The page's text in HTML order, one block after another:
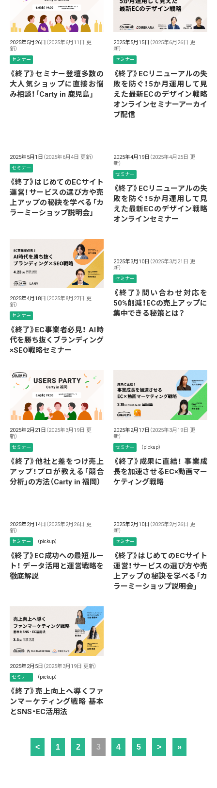
2025年5月26日 （2025年6月11日 更
新）
セミナー
《終了》セミナー登壇多数の
大人気ショップに直接お悩
み相談！「Carty in 鹿児島」
2025年5月15日 （2025年6月26日 更
新）
セミナー
《終了》ECリニューアルの失
敗を防ぐ！5か月運用して見
えた最新ECのデザイン戦略
オンラインセミナーアーカイ
ブ配信
2025年5月1日 （2025年6月4日 更新）
セミナー
《終了》はじめてのECサイト
運営！サービスの選び方や売
上アップの秘訣を学べる「カ
ラーミーショップ説明会」
2025年4月19日 （2025年4月25日 更
新）
セミナー
《終了》ECリニューアルの失
敗を防ぐ！5か月運用して見
えた最新ECのデザイン戦略
オンラインセミナー
2025年4月18日 （2025年8月27日 更
新）
セミナー
《終了》EC事業者必見！ AI時
代を勝ち抜くブランディング
×SEO戦略セミナー
2025年3月10日 （2025年3月21日 更
新）
セミナー
《終了》問い合わせ対応を
50%削減！ECの売上アップに
集中できる秘策とは？
2025年2月21日 （2025年3月19日 更
新）
セミナー
《終了》他社と差をつけ売上
アップ！プロが教える「競合
分析」の方法（Carty in 福岡）
2025年2月17日 （2025年3月19日 更
新）
セミナー （pickup）
《終了》成果に直結！ 事業成
長を加速させるEC×動画マー
ケティング戦略
2025年2月14日 （2025年2月26日 更
新）
セミナー （pickup）
《終了》EC成功への最短ルー
ト！ データ活用と運営戦略を
徹底解説
2025年2月10日 （2025年2月26日 更
新）
セミナー
《終了》はじめてのECサイト
運営！サービスの選び方や売
上アップの秘訣を学べる「カ
ラーミーショップ説明会」
2025年2月5日 （2025年3月19日 更新）
セミナー （pickup）
《終了》売上向上へ導くファ
ンマーケティング戦略 基本
とSNS・EC活用法
< 1 2 3 4 5 > »